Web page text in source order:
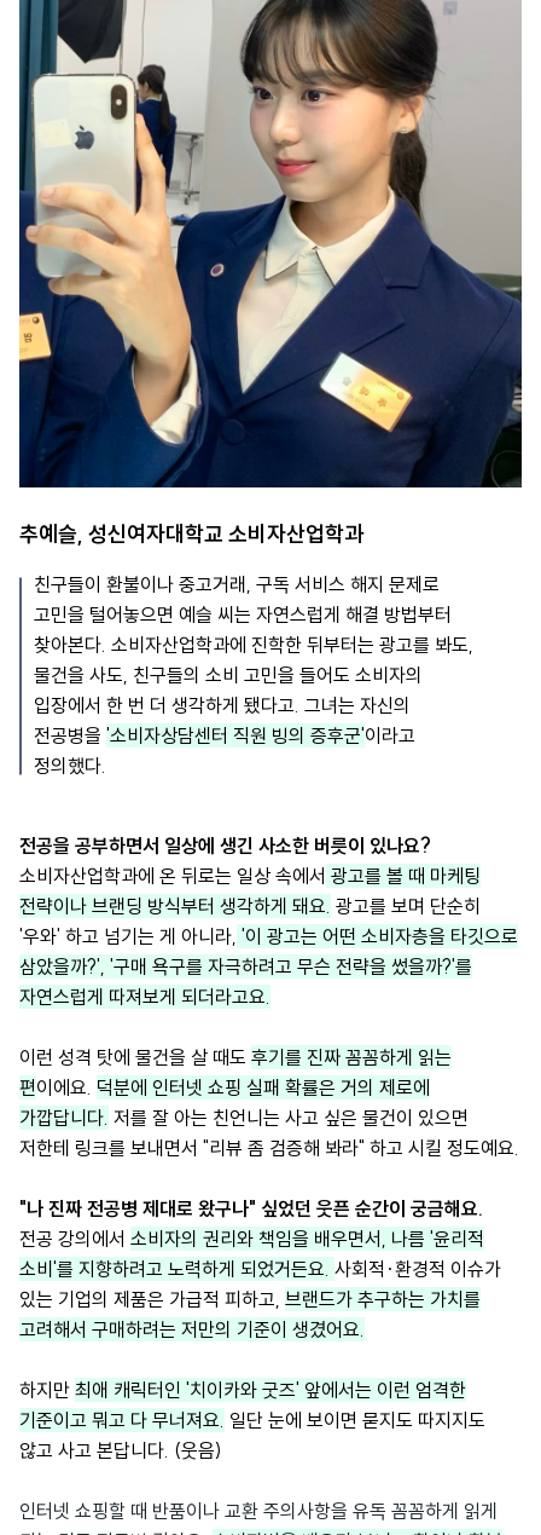
추예슬, 성신여자대학교 소비자산업학과
친구들이 환불이나 중고거래, 구독 서비스 해지 문제로
고민을 털어놓으면 예슬 씨는 자연스럽게 해결 방법부터
찾아본다. 소비자산업학과에 진학한 뒤부터는 광고를 봐도,
물건을 사도, 친구들의 소비 고민을 들어도 소비자의
입장에서 한 번 더 생각하게 됐다고. 그녀는 자신의
전공병을 '소비자상담센터 직원 빙의 증후군'이라고
정의했다.
전공을 공부하면서 일상에 생긴 사소한 버릇이 있나요?
소비자산업학과에 온 뒤로는 일상 속에서 광고를 볼 때 마케팅
전략이나 브랜딩 방식부터 생각하게 돼요. 광고를 보며 단순히
'우와' 하고 넘기는 게 아니라, '이 광고는 어떤 소비자층을 타깃으로
삼았을까?', '구매 욕구를 자극하려고 무슨 전략을 썼을까?'를
자연스럽게 따져보게 되더라고요.
이런 성격 탓에 물건을 살 때도 후기를 진짜 꼼꼼하게 읽는
편이에요. 덕분에 인터넷 쇼핑 실패 확률은 거의 제로에
가깝답니다. 저를 잘 아는 친언니는 사고 싶은 물건이 있으면
저한테 링크를 보내면서 "리뷰 좀 검증해 봐라" 하고 시킬 정도예요.
"나 진짜 전공병 제대로 왔구나" 싶었던 웃픈 순간이 궁금해요.
전공 강의에서 소비자의 권리와 책임을 배우면서, 나름 '윤리적
소비'를 지향하려고 노력하게 되었거든요. 사회적·환경적 이슈가
있는 기업의 제품은 가급적 피하고, 브랜드가 추구하는 가치를
고려해서 구매하려는 저만의 기준이 생겼어요.
하지만 최애 캐릭터인 '치이카와 굿즈' 앞에서는 이런 엄격한
기준이고 뭐고 다 무너져요. 일단 눈에 보이면 묻지도 따지지도
않고 사고 본답니다. (웃음)
인터넷 쇼핑할 때 반품이나 교환 주의사항을 유독 꼼꼼하게 읽게